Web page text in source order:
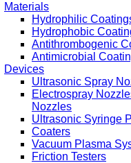
Materials
Hydrophilic
Hydrophobic
Antithrombogenic
Antimicrobial
Devices
Ultrasonic Spray
Electrospray
Nozzles
Ultrasonic Syringe
Coaters
Vacuum Plasma
Friction Testers